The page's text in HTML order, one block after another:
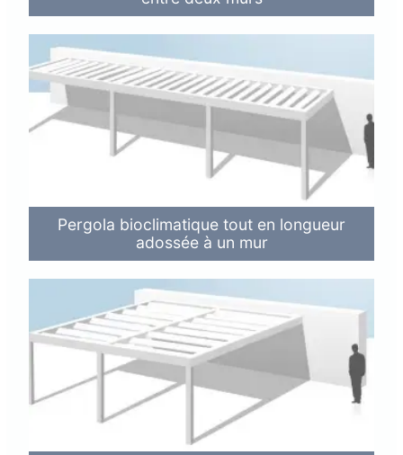
Pergola bioclimatique tout en longueur
adossée à un mur